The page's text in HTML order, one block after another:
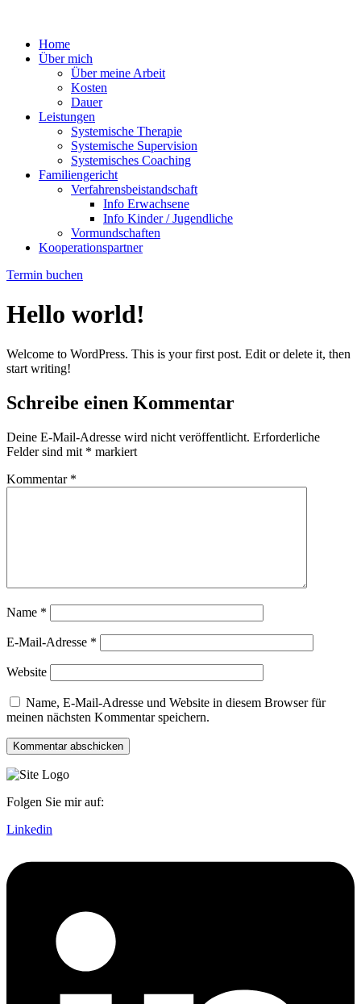
Home
Über mich
Über meine Arbeit
Kosten
Dauer
Leistungen
Systemische Therapie
Systemische Supervision
Systemisches Coaching
Familiengericht
Verfahrensbeistandschaft
Info Erwachsene
Info Kinder / Jugendliche
Vormundschaften
Kooperationspartner
Termin buchen
Hello world!
Welcome to WordPress. This is your first post. Edit or delete it, then
start writing!
Schreibe einen Kommentar
Deine E-Mail-Adresse wird nicht veröffentlicht. Erforderliche
Felder sind mit * markiert
Kommentar *
Name *
E-Mail-Adresse *
Website
Name, E-Mail-Adresse und Website in diesem Browser für
meinen nächsten Kommentar speichern.
Folgen Sie mir auf:
Linkedin